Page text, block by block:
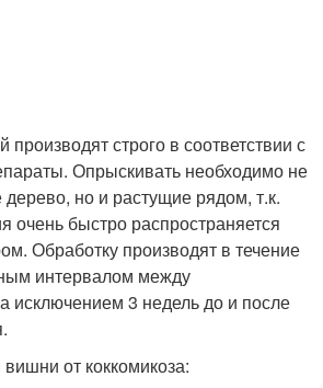
производят строго в соответствии с
Опрыскивать необходимо не
но и растущие рядом, т.к.
очень быстро распространяется
Обработку производят в течение
интервалом между
исключением 3 недель до и после
от коккомикоза: